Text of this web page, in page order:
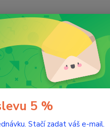
(Po-
5 %
Stačí zadat váš e-mail.